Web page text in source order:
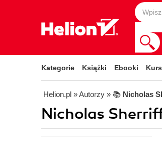
Kategorie Książki Ebooki
Helion.pl » Autorzy » 📚 Nicholas
Nicholas